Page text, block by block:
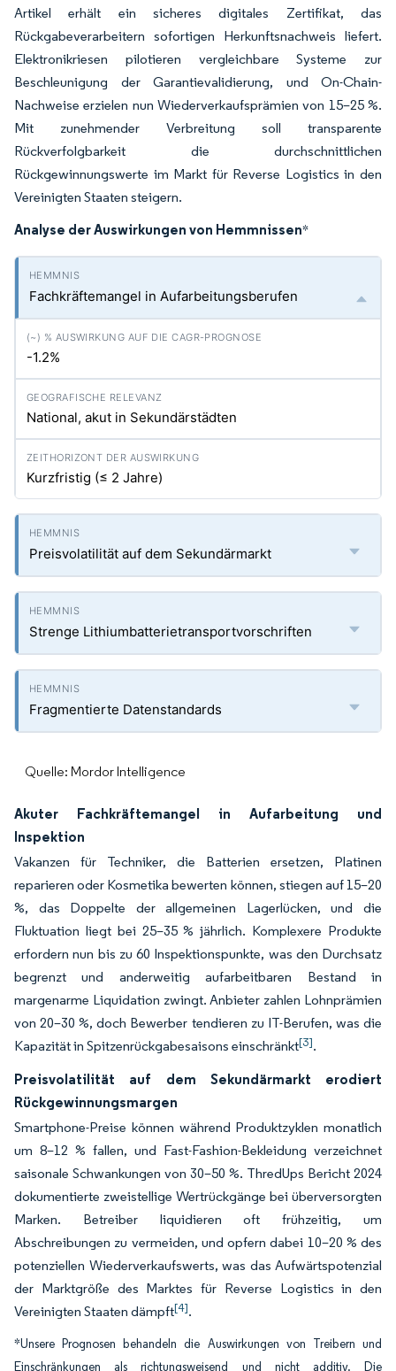
Artikel erhält ein sicheres digitales Zertifikat, das
Rückgabeverarbeitern sofortigen Herkunftsnachweis liefert.
Elektronikriesen pilotieren vergleichbare Systeme zur
Beschleunigung der Garantievalidierung, und On-Chain-
Nachweise erzielen nun Wiederverkaufsprämien von 15–25 %.
Mit zunehmender Verbreitung soll transparente
Rückverfolgbarkeit die durchschnittlichen
Rückgewinnungswerte im Markt für Reverse Logistics in den
Vereinigten Staaten steigern.
Analyse der Auswirkungen von Hemmnissen*
Fachkräftemangel in Aufarbeitungsberufen
-1.2%
National, akut in Sekundärstädten
Kurzfristig (≤ 2 Jahre)
Preisvolatilität auf dem Sekundärmarkt
Strenge Lithiumbatterietransportvorschriften
Fragmentierte Datenstandards
Quelle: Mordor Intelligence
Akuter Fachkräftemangel in Aufarbeitung und
Inspektion
Vakanzen für Techniker, die Batterien ersetzen, Platinen
reparieren oder Kosmetika bewerten können, stiegen auf 15–20
%, das Doppelte der allgemeinen Lagerlücken, und die
Fluktuation liegt bei 25–35 % jährlich. Komplexere Produkte
erfordern nun bis zu 60 Inspektionspunkte, was den Durchsatz
begrenzt und anderweitig aufarbeitbaren Bestand in
margenarme Liquidation zwingt. Anbieter zahlen Lohnprämien
von 20–30 %, doch Bewerber tendieren zu IT-Berufen, was die
Kapazität in Spitzenrückgabesaisons einschränkt[3].
Preisvolatilität auf dem Sekundärmarkt erodiert
Rückgewinnungsmargen
Smartphone-Preise können während Produktzyklen monatlich
um 8–12 % fallen, und Fast-Fashion-Bekleidung verzeichnet
saisonale Schwankungen von 30–50 %. ThredUps Bericht 2024
dokumentierte zweistellige Wertrückgänge bei überversorgten
Marken. Betreiber liquidieren oft frühzeitig, um
Abschreibungen zu vermeiden, und opfern dabei 10–20 % des
potenziellen Wiederverkaufswerts, was das Aufwärtspotenzial
der Marktgröße des Marktes für Reverse Logistics in den
Vereinigten Staaten dämpft[4].
*Unsere Prognosen behandeln die Auswirkungen von Treibern und
Einschränkungen als richtungsweisend und nicht additiv. Die